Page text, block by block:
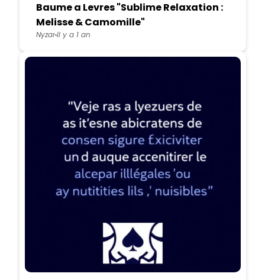
Baume a Levres "Sublime Relaxation :
Melisse & Camomille"
NyzarIl y a 1 an